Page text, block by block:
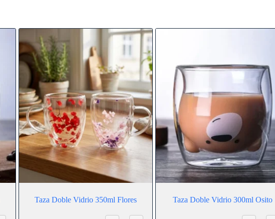
Taza Doble Vidrio 350ml Flores Taza Doble Vidrio 300ml Osito